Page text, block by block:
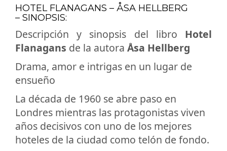
HOTEL FLANAGANS – ÅSA HELLBERG
– SINOPSIS:
Descripción y sinopsis del libro Hotel
Flanagans de la autora Åsa Hellberg
Drama, amor e intrigas en un lugar de
ensueño
La década de 1960 se abre paso en
Londres mientras las protagonistas viven
años decisivos con uno de los mejores
hoteles de la ciudad como telón de fondo.